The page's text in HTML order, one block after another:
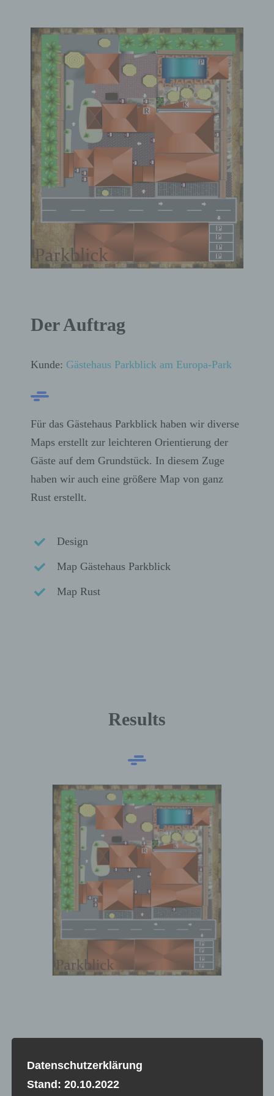
Der Auftrag
Kunde: Gästehaus Parkblick am Europa-Park
Für das Gästehaus Parkblick haben wir diverse
Maps erstellt zur leichteren Orientierung der
Gäste auf dem Grundstück. In diesem Zuge
haben wir auch eine größere Map von ganz
Rust erstellt.
Design
Map Gästehaus Parkblick
Map Rust
Results
Datenschutzerklärung
Stand: 20.10.2022